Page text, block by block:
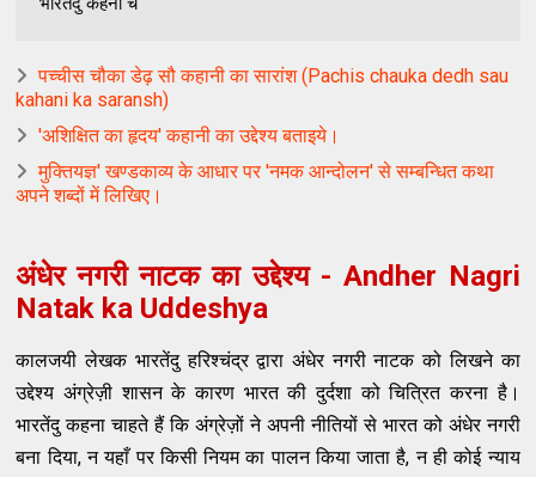
पच्चीस चौका डेढ़ सौ कहानी का सारांश (Pachis chauka dedh sau
kahani ka saransh)
'अशिक्षित का हृदय' कहानी का उद्देश्य बताइये।
मुक्तियज्ञ' खण्डकाव्य के आधार पर 'नमक आन्दोलन' से सम्बन्धित कथा
अपने शब्दों में लिखिए।
अंधेर नगरी नाटक का उद्देश्य - Andher Nagri
Natak ka Uddeshya
कालजयी लेखक भारतेंदु हरिश्चंद्र द्वारा अंधेर नगरी नाटक को लिखने का
उद्देश्य अंग्रेज़ी शासन के कारण भारत की दुर्दशा को चित्रित करना है।
भारतेंदु कहना चाहते हैं कि अंग्रेज़ों ने अपनी नीतियों से भारत को अंधेर नगरी
बना दिया, न यहाँ पर किसी नियम का पालन किया जाता है, न ही कोई न्याय